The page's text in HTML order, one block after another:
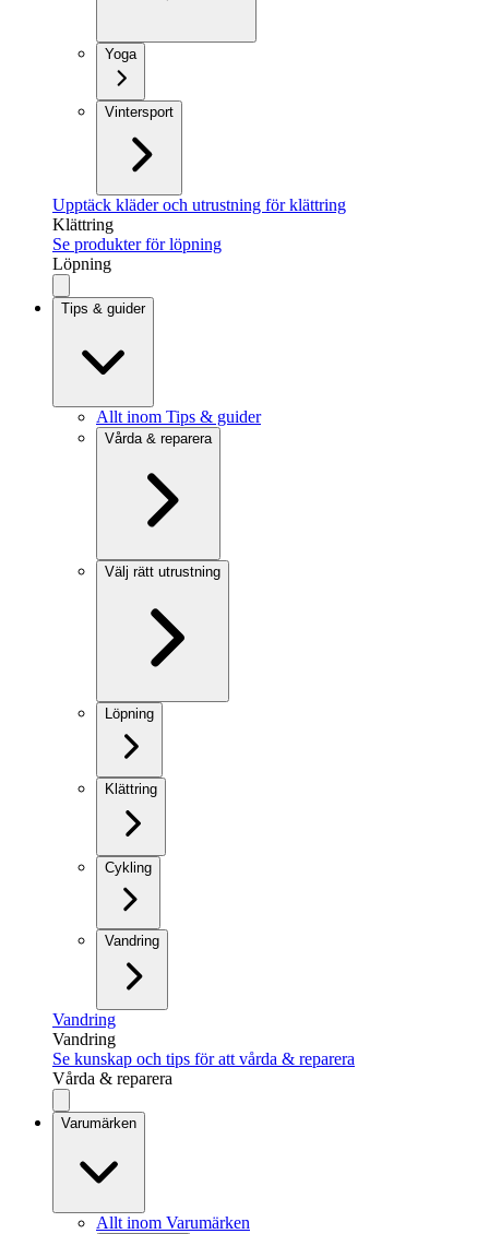
Yoga
Vintersport
Upptäck kläder och utrustning för klättring
Klättring
Se produkter för löpning
Löpning
Tips & guider
Allt inom Tips & guider
Vårda & reparera
Välj rätt utrustning
Löpning
Klättring
Cykling
Vandring
Vandring
Vandring
Se kunskap och tips för att vårda & reparera
Vårda & reparera
Varumärken
Allt inom Varumärken